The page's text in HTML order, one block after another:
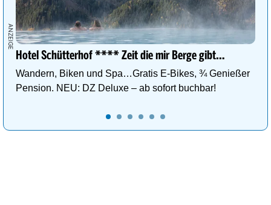
Hotel Schütterhof **** Zeit die mir Berge gibt…
Wandern, Biken und Spa…Gratis E-Bikes, ¾ Genießer
Pension. NEU: DZ Deluxe – ab sofort buchbar!